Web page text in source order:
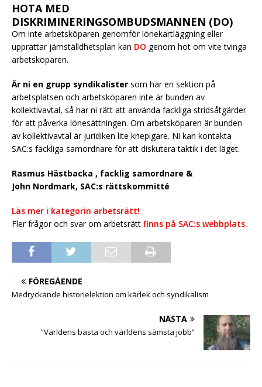
HOTA MED
DISKRIMINERINGSOMBUDSMANNEN (DO)
Om inte arbetsköparen genomför lönekartläggning eller
upprättar jämställdhetsplan kan DO genom hot om vite tvinga
arbetsköparen.
Är ni en grupp syndikalister som har en sektion på
arbetsplatsen och arbetsköparen inte är bunden av
kollektivavtal, så har ni rätt att använda fackliga stridsåtgärder
för att påverka lönesättningen. Om arbetsköparen är bunden
av kollektivavtal är juridiken lite knepigare. Ni kan kontakta
SAC:s fackliga samordnare för att diskutera taktik i det läget.
Rasmus Hästbacka , facklig samordnare &
John Nordmark, SAC:s rättskommitté
Läs mer i kategorin arbetsrätt!
Fler frågor och svar om arbetsrätt finns på SAC:s webbplats.
FÖREGÅENDE
Medryckande historielektion om kärlek och syndikalism
NÄSTA
”Världens bästa och världens sämsta jobb”